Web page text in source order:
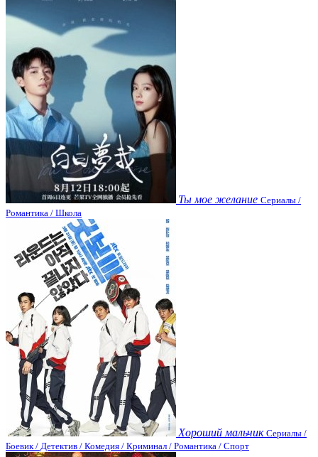
Ты мое желание Сериалы /
Романтика / Школа
Хороший мальчик Сериалы /
Боевик / Детектив / Комедия / Криминал / Романтика / Спорт